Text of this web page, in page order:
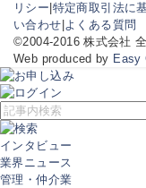
リシー 特定商取引法に
い合わせ よくある質問
©2004-2016 株式会社
Web produced by Easy
インタビュー
業界ニュース
管理・仲介業